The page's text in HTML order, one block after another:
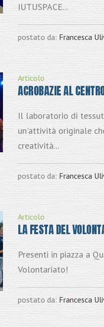
IUTUSPACE...
postato da: Francesca
Articolo
ACROBAZIE AL
Il laboratorio di
un'attività originale
creatività...
postato da: Francesca
Articolo
LA FESTA DEL
Presenti in piazza a
Volontariato!
postato da: Francesca